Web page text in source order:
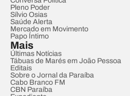
Pleno Poder
Sílvio Osias
Saúde Alerta
Mercado em Movimento
Papo Íntimo
Mais
Últimas Notícias
Tábuas de Marés em João Pessoa
Editais
Sobre o Jornal da Paraíba
Cabo Branco FM
CBN Paraíba